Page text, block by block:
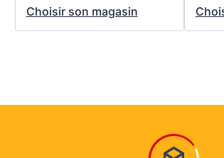
Choisir son magasin